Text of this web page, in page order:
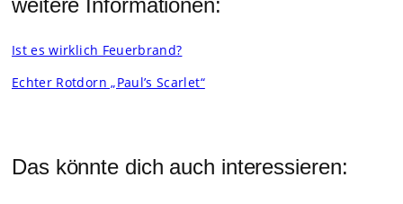
weitere Informationen:
Ist es wirk­lich Feu­er­brand?
Ech­ter Rot­dorn „Paul’s Scar­let“
Das könnte dich auch interessieren: